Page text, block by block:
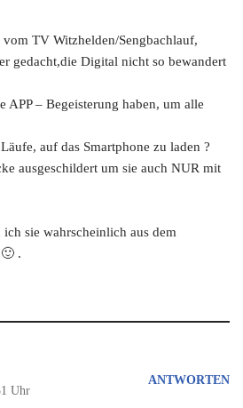
TV Witzhelden/Sengbachlauf,
gedacht,die Digital nicht so bewandert
APP – Begeisterung haben, um alle
auf das Smartphone zu laden ?
ausgeschildert um sie auch NUR mit
sie wahrscheinlich aus dem
.
Uhr
ANTWORTEN